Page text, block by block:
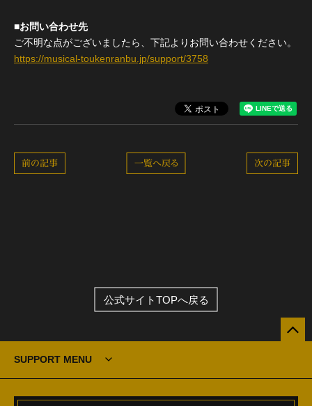
■お問い合わせ先
ご不明な点がございましたら、下記よりお問い合わせください。
https://musical-toukenranbu.jp/support/3758
次の記事
一覧へ戻る
前の記事
公式サイトTOPへ戻る
SUPPORT MENU